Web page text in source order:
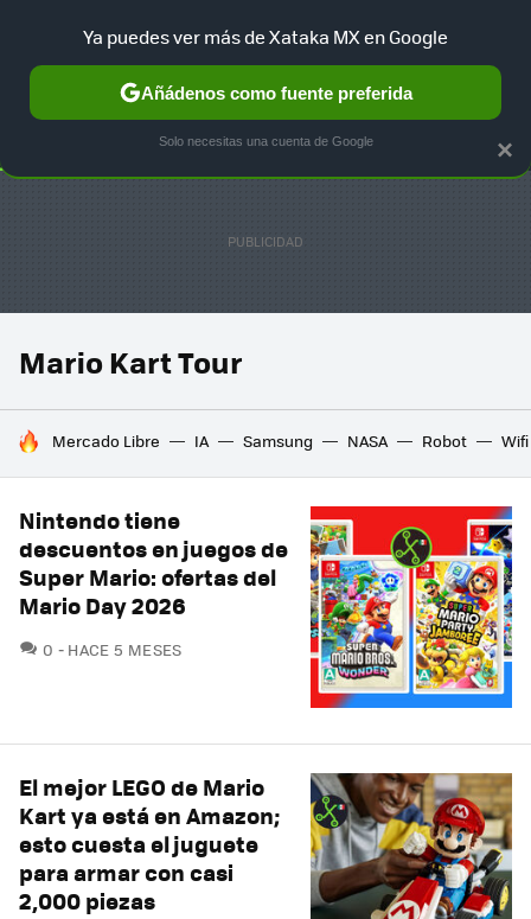
SELECCIÓN GAMING HOME AUTO TERRITORIO
Mario Kart Tour
HOY SE HABLA DE
Mercado Libre IA Samsung NASA Robot Wifi
Nintendo tiene
descuentos en juegos de
Super Mario: ofertas del
Mario Day 2026
0 COMENTARIOS
HACE 5 MESES
El mejor LEGO de Mario
Kart ya está en Amazon;
esto cuesta el juguete
para armar con casi
2,000 piezas
×
Ya puedes ver más de Xataka MX en Google
Añádenos como fuente preferida
Solo necesitas una cuenta de Google